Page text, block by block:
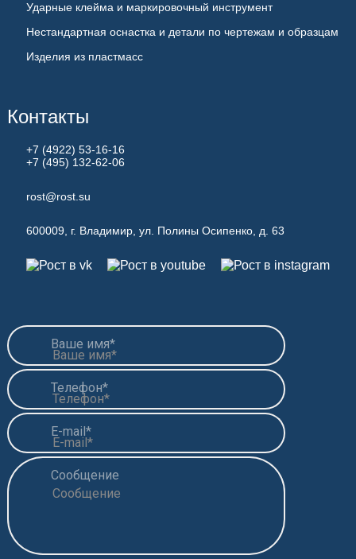
Ударные клейма и маркировочный инструмент
Нестандартная оснастка и детали по чертежам и образцам
Изделия из пластмасс
Контакты
+7 (4922) 53-16-16
+7 (495) 132-62-06
rost@rost.su
600009, г. Владимир, ул. Полины Осипенко, д. 63
Ваше имя*
Телефон*
E-mail*
Сообщение